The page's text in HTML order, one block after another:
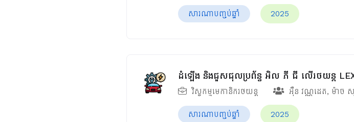
សារណាបញ្ចប់ឆ្នាំ 2025
ដំឡើង និងជួសជុលប្រព័ន្ធ អិល ភី ជី លើរថយន្ដ
វិស្វកម្មមេកានិករថយន្ត អ៊ឺន វណ្ណដេត, ម៉ាច
សារណាបញ្ចប់ឆ្នាំ 2025